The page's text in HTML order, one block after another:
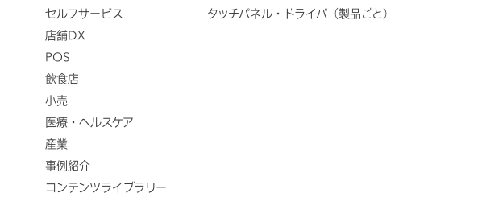
セルフサービス
店舗DX
POS
飲食店
小売
医療・ヘルスケア
産業
事例紹介
コンテンツライブラリー
タッチパネル・ドライバ（製品ごと）